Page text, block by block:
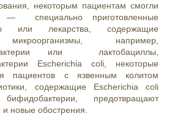
некоторым пациентам смогли
— специально приготовленные
или лекарства, содержащие
микроорганизмы, например,
или лактобациллы,
Escherichia coli, некоторые
пациентов с язвенным колитом
содержащие Escherichia coli
предотвращают
новые обострения.